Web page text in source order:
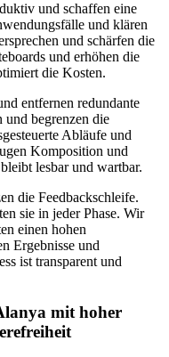
und schaffen eine
und klären
und schärfen die
und erhöhen die
die Kosten.
entfernen redundante
begrenzen die
Abläufe und
Komposition und
lesbar und wartbar.
die Feedbackschleife.
sie in jeder Phase. Wir
einen hohen
Ergebnisse und
ist transparent und
mit hoher